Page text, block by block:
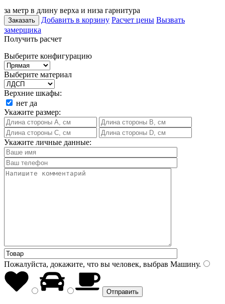
за метр в длину верха и низа гарнитура
Заказать Добавить в корзину Расчет цены Вызвать
замерщика
Получить расчет
Выберите конфигурацию
Выберите материал
Верхние шкафы:
нет да
Укажите размер:
Укажите личные данные:
Пожалуйста, докажите, что вы человек, выбрав Машину.